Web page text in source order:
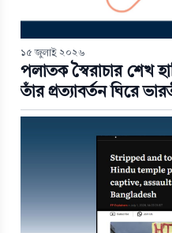
১৫ জুলাই ২০২৬
পলাতক স্বৈরাচার শেখ
তাঁর প্রত্যাবর্তন ঘিরে